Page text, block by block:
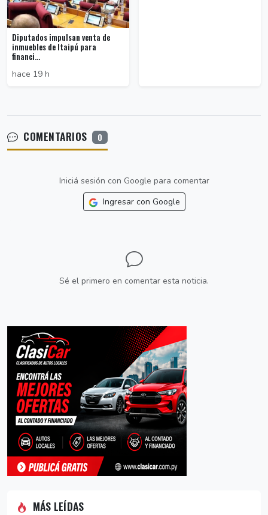
Diputados impulsan venta de
inmuebles de Itaipú para
financi...
hace 19 h
COMENTARIOS 0
Iniciá sesión con Google para comentar
Ingresar con Google
Sé el primero en comentar esta noticia.
MÁS LEÍDAS